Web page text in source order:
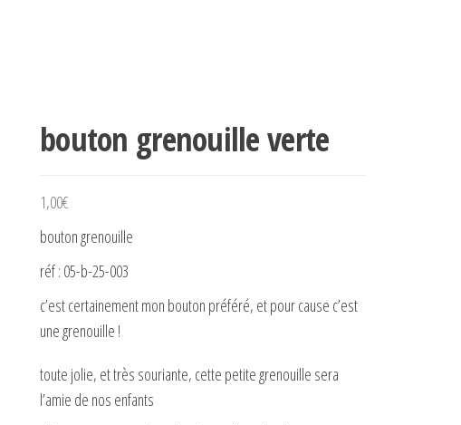
bouton grenouille verte
1,00€
bouton grenouille
réf : 05-b-25-003
c’est certainement mon bouton préféré, et pour cause c’est
une grenouille !
toute jolie, et très souriante, cette petite grenouille sera
l’amie de nos enfants